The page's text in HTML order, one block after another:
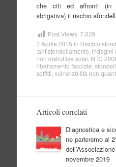
che citi ed affronti (in
sbrigativa) il rischio
Post Views: 7.028
7 Aprile 2015 in Rischio
:antisfondellamento indagini
non distruttive solai NTC
ribaltamento facciate
soffitti vulnerabilità non
Articoli correlati
Diagnostica e
ne parleremo al
novembre 2019